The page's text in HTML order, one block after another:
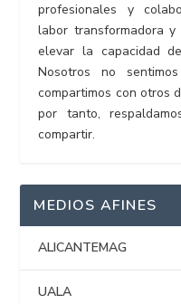
profesionales y
labor transformadora
elevar la capacidad
Nosotros no
compartimos con otros
por tanto,
compartir.
MEDIOS AFINES
ALICANTEMAG
UALA